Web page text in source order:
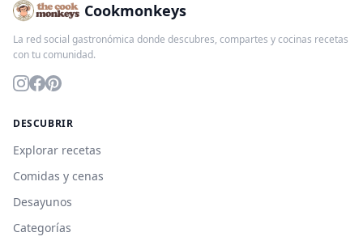
Cookmonkeys
La red social gastronómica donde descubres, compartes y cocinas recetas
con tu comunidad.
DESCUBRIR
Explorar recetas
Comidas y cenas
Desayunos
Categorías